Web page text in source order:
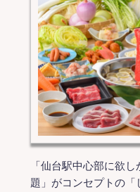
「仙台駅中心部に欲
題」がコンセプトの